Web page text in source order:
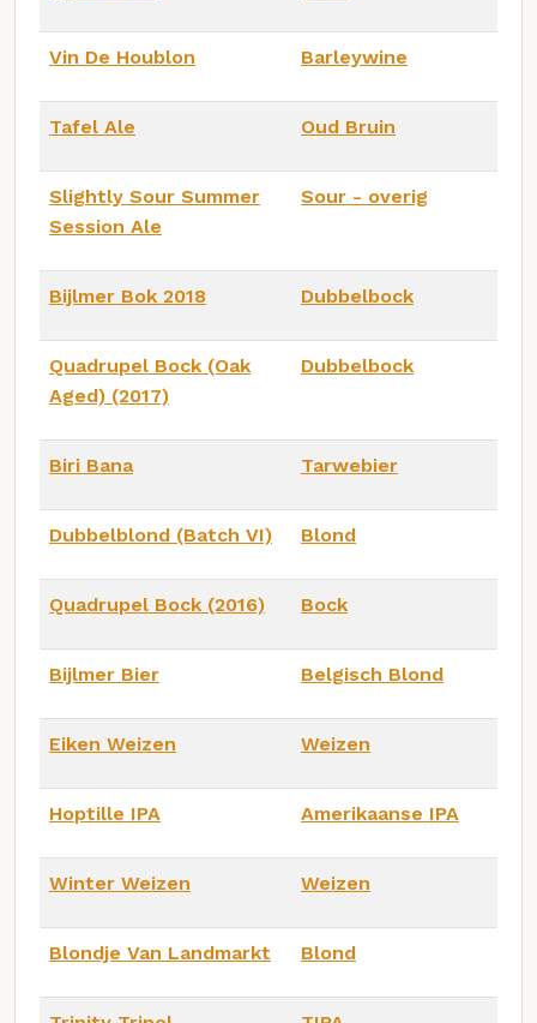
Vin De Houblon Barleywine
Tafel Ale Oud Bruin
Slightly Sour Summer
Session Ale
Sour - overig
Bijlmer Bok 2018 Dubbelbock
Quadrupel Bock (Oak
Aged) (2017)
Dubbelbock
Biri Bana Tarwebier
Dubbelblond (Batch VI) Blond
Quadrupel Bock (2016) Bock
Bijlmer Bier Belgisch Blond
Eiken Weizen Weizen
Hoptille IPA Amerikaanse IPA
Winter Weizen Weizen
Blondje Van Landmarkt Blond